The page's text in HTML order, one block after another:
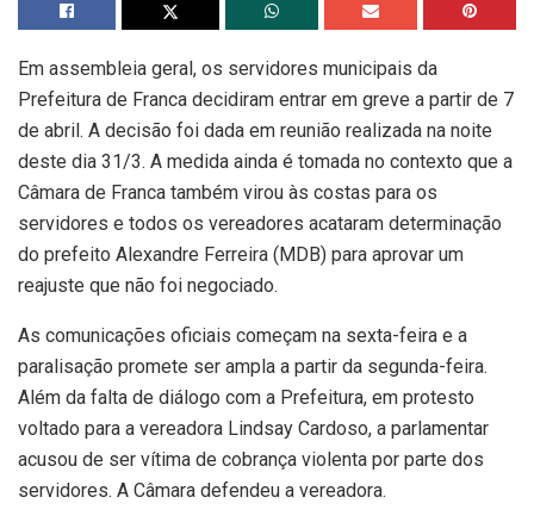
Em assembleia geral, os servidores municipais da
Prefeitura de Franca decidiram entrar em greve a partir de 7
de abril. A decisão foi dada em reunião realizada na noite
deste dia 31/3. A medida ainda é tomada no contexto que a
Câmara de Franca também virou às costas para os
servidores e todos os vereadores acataram determinação
do prefeito Alexandre Ferreira (MDB) para aprovar um
reajuste que não foi negociado.
As comunicações oficiais começam na sexta-feira e a
paralisação promete ser ampla a partir da segunda-feira.
Além da falta de diálogo com a Prefeitura, em protesto
voltado para a vereadora Lindsay Cardoso, a parlamentar
acusou de ser vítima de cobrança violenta por parte dos
servidores. A Câmara defendeu a vereadora.